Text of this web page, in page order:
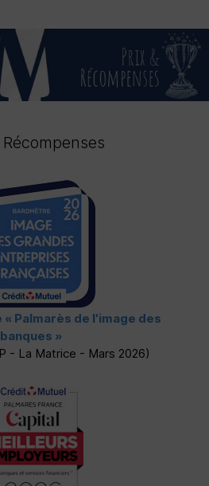
Récompenses
« Palmarès de l'image des
banques »
- La Matrice - Mars 2026)